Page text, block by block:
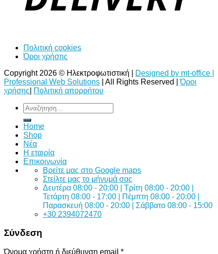
Πολιτική cookies
Όροι χρήσης
Copyright 2026 © Ηλεκτροφωτιστική |
Designed by mt-office |
Professional Web Solutions | All Rights Reserved |Όροι
χρήσης
Πολιτική απορρήτου
Αναζήτηση
για:
Home
Shop
Νέα
Η εταιρία
Επικοινωνία
Bρείτε μας στο Google maps
Στείλτε μας το μήνυμά σας
Δευτέρα 08:00 - 20:00 | Τρίτη 08:00 - 20:00 |
Τετάρτη 08:00 - 17:00 | Πέμπτη 08:00 - 20:00 |
Παρασκευή 08:00 - 20:00 | Σάββατο 08:00 - 15:00
+30 2394072470
Σύνδεση
Όνομα χρήστη ή διεύθυνση email *